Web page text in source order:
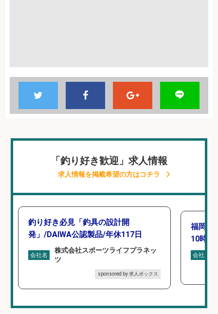
「釣り好き歓迎」求人情報
求人情報を掲載希望の方はコチラ
釣り好き必見「釣具の設計開
発」/DAIWA公認製品/年休117日
会社名
株式会社スポーツライフプラネッ
ツ
sponsored by 求人ボックス
福岡「
10時間
会社名